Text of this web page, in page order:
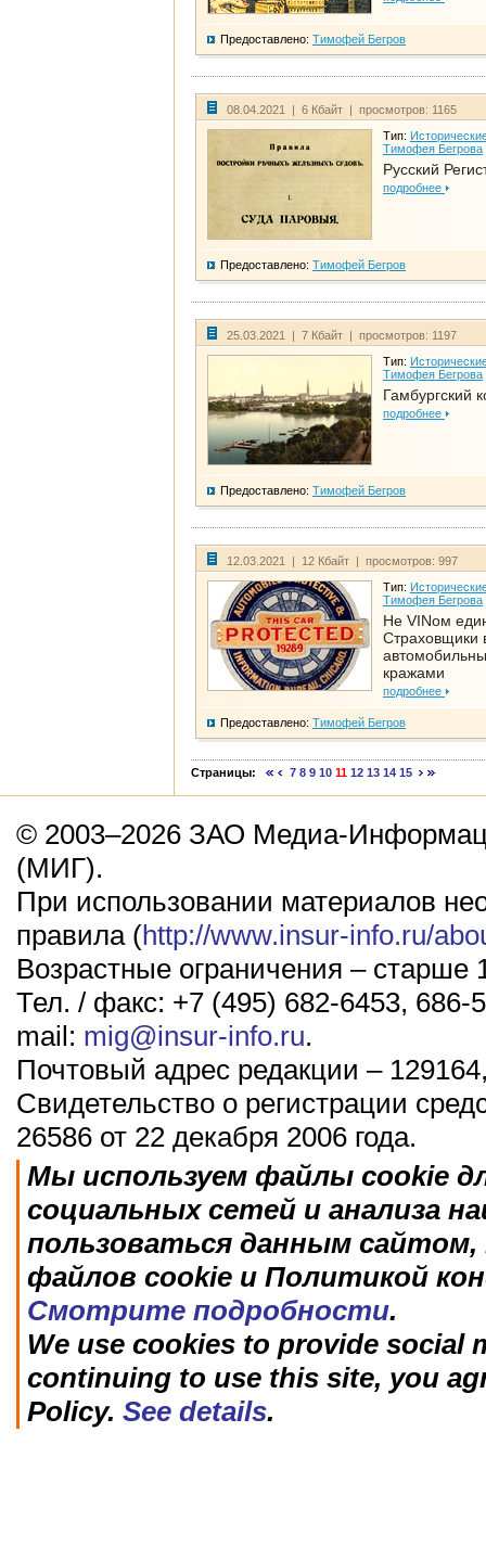
Предоставлено: Тимофей Бегров
08.04.2021 | 6 Кбайт | просмотров: 1165
Тип:
Тимофея Бегрова
Русский
подробнее
Предоставлено: Тимофей Бегров
25.03.2021 | 7 Кбайт | просмотров: 1197
Тип:
Тимофея Бегрова
Гамбургский
подробнее
Предоставлено: Тимофей Бегров
12.03.2021 | 12 Кбайт | просмотров: 997
Тип:
Тимофея Бегрова
Не VINом
Страховщики
кражами
подробнее
Предоставлено: Тимофей Бегров
Страницы: 7 8 9 10 11 12 13 14 15
© 2003–2026 ЗАО Медиа-
(МИГ).
При использовании материалов
правила (http://www.insur-info.ru/
Возрастные ограничения – старше
Тел. / факс: +7 (495) 682-6453, 686-
mail: mig@insur-info.ru.
Почтовый адрес редакции –
Свидетельство о регистрации
26586 от 22 декабря 2006 года.
Мы используем файлы cookie
социальных сетей и анализа
пользоваться данным
файлов cookie и Политикой
Смотрите подробности.
We use cookies to provide social
continuing to use this site, you
Policy. See details.